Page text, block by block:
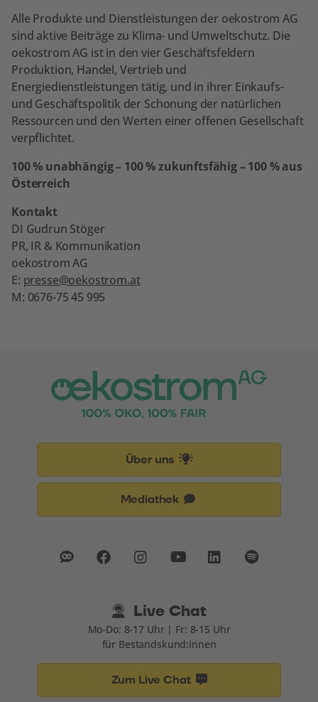
Alle Produkte und Dienstleistungen der oekostrom AG
sind aktive Beiträge zu Klima- und Umweltschutz. Die
oekostrom AG ist in den vier Geschäftsfeldern
Produktion, Handel, Vertrieb und
Energiedienstleistungen tätig, und in ihrer Einkaufs-
und Geschäftspolitik der Schonung der natürlichen
Ressourcen und den Werten einer offenen Gesellschaft
verpflichtet.
100 % unabhängig – 100 % zukunftsfähig – 100 % aus
Österreich
Kontakt
DI Gudrun Stöger
PR, IR & Kommunikation
oekostrom AG
E: presse@oekostrom.at
M: 0676-75 45 995
Über uns
Mediathek
Live Chat
Mo-Do: 8-17 Uhr | Fr: 8-15 Uhr
für Bestandskund:innen
Zum Live Chat